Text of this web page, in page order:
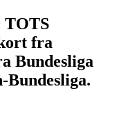
TOTS
fra
Bundesliga
Bundesliga.